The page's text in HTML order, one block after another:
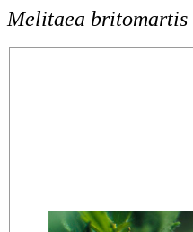
Melitaea britomartis